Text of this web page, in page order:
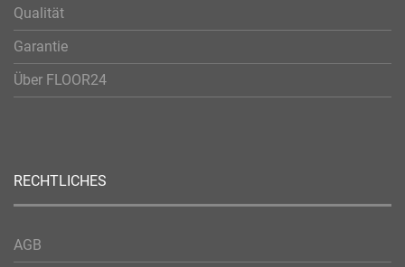
Qualität
Garantie
Über FLOOR24
RECHTLICHES
AGB